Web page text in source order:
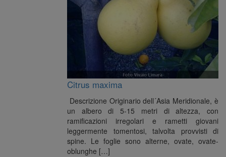
Citrus maxima
Descrizione Originario dell´Asia Meridionale, è
un albero di 5-15 metri di altezza, con
ramificazioni irregolari e rametti giovani
leggermente tomentosi, talvolta provvisti di
spine. Le foglie sono alterne, ovate, ovate-
oblunghe […]